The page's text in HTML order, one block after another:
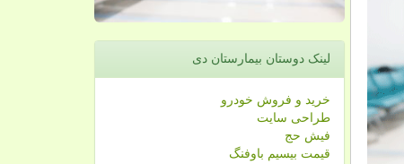
لینک دوستان بیمارستان دی
خرید و فروش خودرو
طراحی سایت
فیش حج
قیمت بیسیم باوفنگ